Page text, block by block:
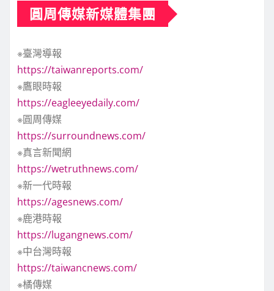
圓周傳媒新媒體集團
※臺灣導報
https://taiwanreports.com/
※鷹眼時報
https://eagleeyedaily.com/
※圓周傳媒
https://surroundnews.com/
※真言新聞網
https://wetruthnews.com/
※新一代時報
https://agesnews.com/
※鹿港時報
https://lugangnews.com/
※中台灣時報
https://taiwancnews.com/
※橘傳媒